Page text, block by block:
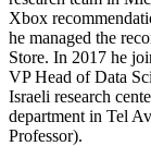
Xbox
he managed the
Store. In 2017 he
VP Head of Data
Israeli research
department in Tel
Professor).